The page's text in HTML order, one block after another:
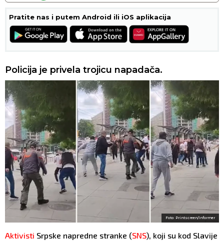
Pratite nas i putem Android ili iOS aplikacija
Policija je privela trojicu napadača.
Foto: Printscreen/Informer
Aktivisti Srpske napredne stranke (SNS), koji su kod Slavije